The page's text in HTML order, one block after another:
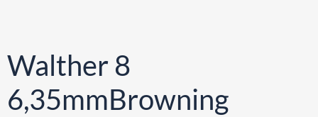
Walther 8
6,35mmBrowning